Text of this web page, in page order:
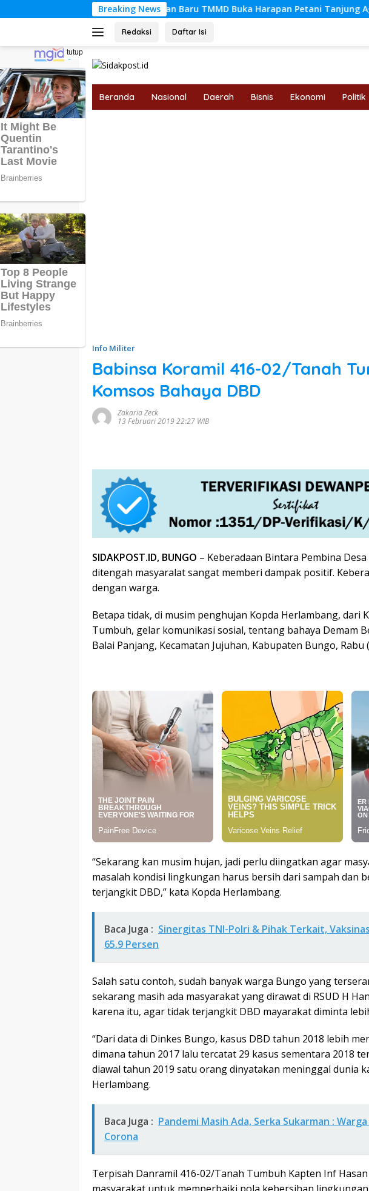
ke
Breaking News
Jalan Baru TMMD Buka Harapan Petani Tanjung Agung
Redaksi Daftar Isi
tutup
Beranda Nasional Daerah Bisnis Ekonomi Politik
Info Militer
Babinsa Koramil 416-02/Tanah
Komsos Bahaya DBD
Zakaria Zeck
13 Februari 2019 22:27 WIB
SIDAKPOST.ID, BUNGO – Keberadaan Bintara Pembina
ditengah masyaralat sangat memberi dampak positif.
dengan warga.
Betapa tidak, di musim penghujan Kopda Herlambang, dari
Tumbuh, gelar komunikasi sosial, tentang bahaya Demam
Balai Panjang, Kecamatan Jujuhan, Kabupaten Bungo, Rabu
“Sekarang kan musim hujan, jadi perlu diingatkan agar
masalah kondisi lingkungan harus bersih dari sampah dan
terjangkit DBD,” kata Kopda Herlambang.
Baca Juga : Sinergitas TNI-Polri & Pihak Terkait,
65.9 Persen
Salah satu contoh, sudah banyak warga Bungo yang
sekarang masih ada masyarakat yang dirawat di RSUD H
karena itu, agar tidak terjangkit DBD mayarakat diminta
“Dari data di Dinkes Bungo, kasus DBD tahun 2018 lebih
dimana tahun 2017 lalu tercatat 29 kasus sementara 2018
diawal tahun 2019 satu orang dinyatakan meninggal dunia
Herlambang.
Baca Juga : Pandemi Masih Ada, Serka Sukarman :
Corona
Terpisah Danramil 416-02/Tanah Tumbuh Kapten Inf